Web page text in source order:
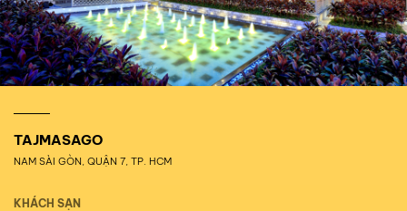
TAJMASAGO
NAM SÀI GÒN, QUẬN 7, TP. HCM
KHÁCH SẠN